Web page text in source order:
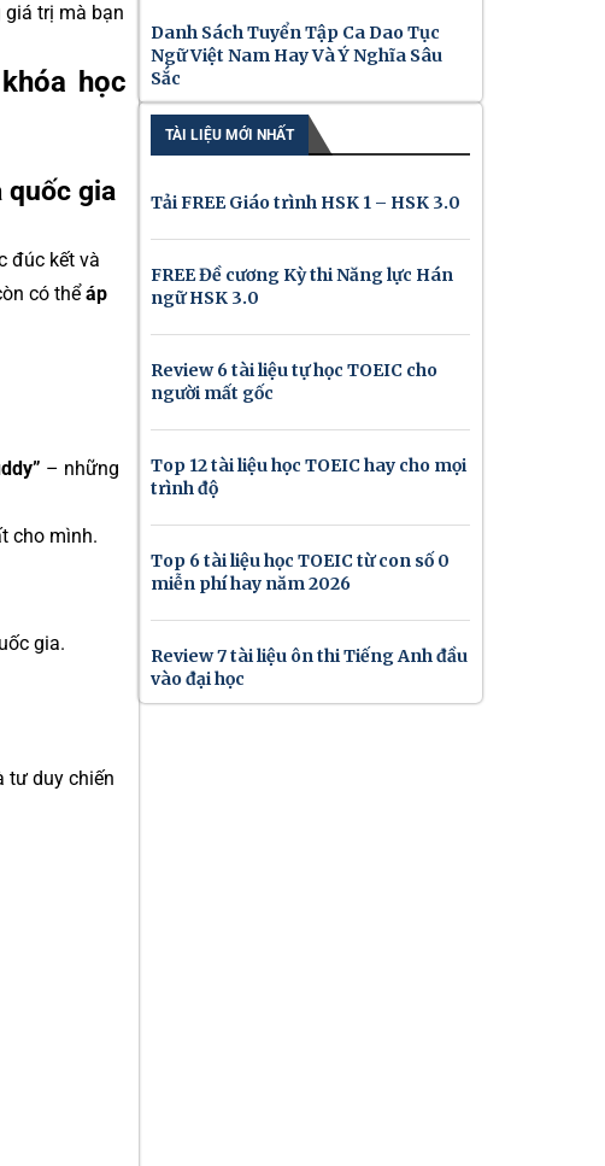
giá trị mà bạn
học
quốc gia
đúc kết và
có thể áp
– những
cho mình.
gia.
tư duy chiến
Danh Sách Tuyển Tập Ca Dao Tục
Ngữ Việt Nam Hay Và Ý Nghĩa Sâu
Sắc
TÀI LIỆU MỚI NHẤT
Tải FREE Giáo trình HSK 1 – HSK 3.0
FREE Đề cương Kỳ thi Năng lực Hán
ngữ HSK 3.0
Review 6 tài liệu tự học TOEIC cho
người mất gốc
Top 12 tài liệu học TOEIC hay cho mọi
trình độ
Top 6 tài liệu học TOEIC từ con số 0
miễn phí hay năm 2026
Review 7 tài liệu ôn thi Tiếng Anh đầu
vào đại học